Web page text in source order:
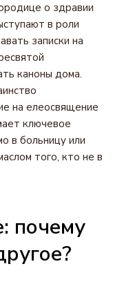
о здравии
в роли
записки на
каноны дома.
на елеосвящение
ключевое
в больницу или
того, кто не в
почему